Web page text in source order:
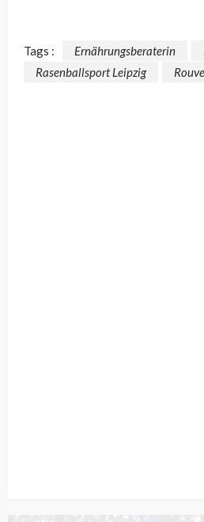
Tags : Ernährungsberaterin
Rasenballsport Leipzig